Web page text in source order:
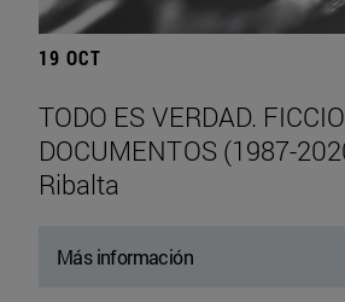
19 OCT
TODO ES VERDAD.
DOCUMENTOS (1987-
Ribalta
Más información